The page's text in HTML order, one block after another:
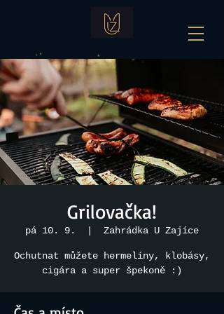
Grilovačka!
pá 10. 9. Zahrádka U Zajíce
Ochutnat můžete hermelíny, klobásy,
cigára a super špekoně :)